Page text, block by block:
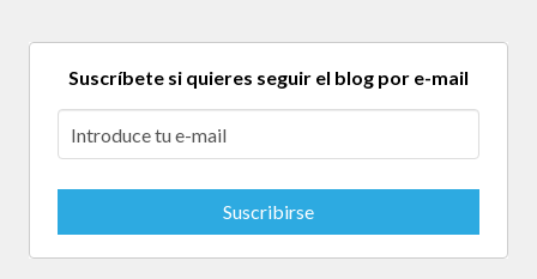
Suscríbete si quieres seguir el blog por e-mail